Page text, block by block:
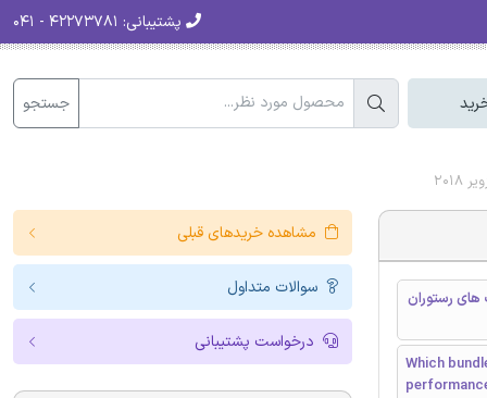
پشتیبانی:
جستجو
رستوران
Which
مشاهده خریدهای قبلی
سوالات متداول
درخواست پشتیبانی